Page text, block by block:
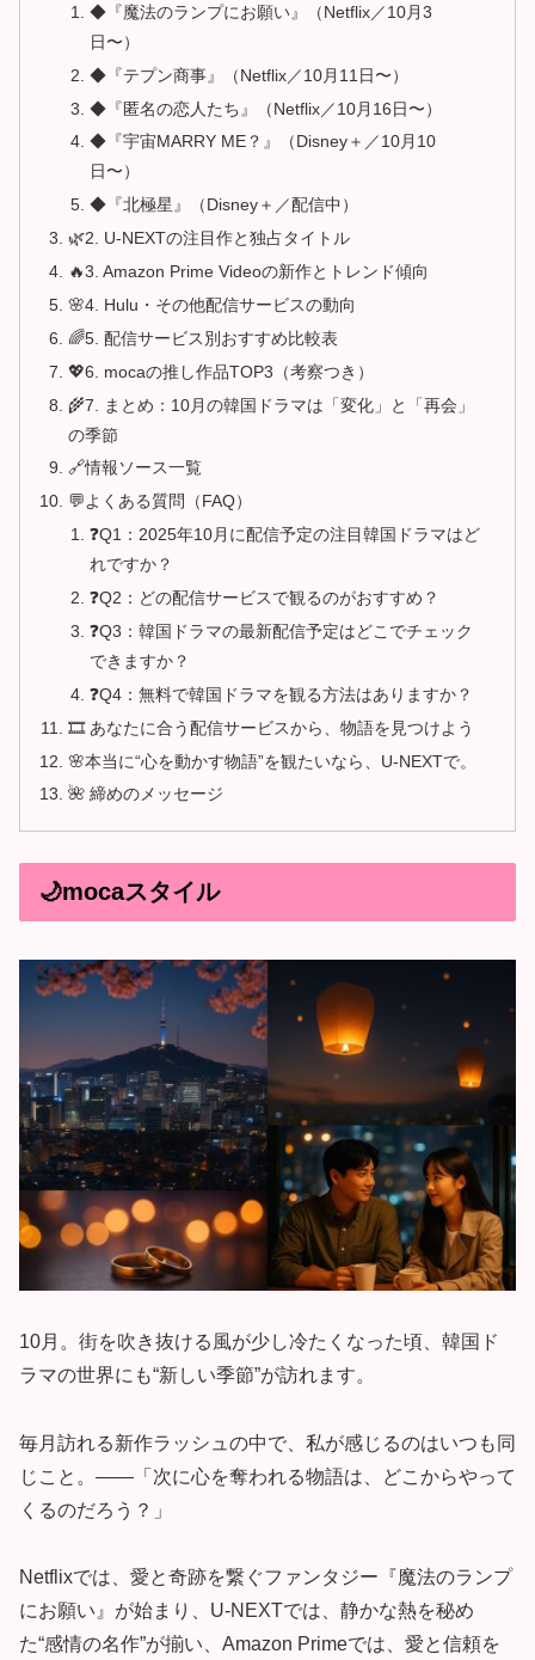
◆『魔法のランプにお願い』（Netflix／10月3
日〜）
◆『テプン商事』（Netflix／10月11日〜）
◆『匿名の恋人たち』（Netflix／10月16日〜）
◆『宇宙MARRY ME？』（Disney＋／10月10
日〜）
◆『北極星』（Disney＋／配信中）
🌿2. U-NEXTの注目作と独占タイトル
🔥3. Amazon Prime Videoの新作とトレンド傾向
🌸4. Hulu・その他配信サービスの動向
🌈5. 配信サービス別おすすめ比較表
💖6. mocaの推し作品TOP3（考察つき）
🌾7. まとめ：10月の韓国ドラマは「変化」と「再会」
の季節
🔗情報ソース一覧
💬よくある質問（FAQ）
❓Q1：2025年10月に配信予定の注目韓国ドラマはど
れですか？
❓Q2：どの配信サービスで観るのがおすすめ？
❓Q3：韓国ドラマの最新配信予定はどこでチェック
できますか？
❓Q4：無料で韓国ドラマを観る方法はありますか？
🎞️ あなたに合う配信サービスから、物語を見つけよう
🌸本当に“心を動かす物語”を観たいなら、U-NEXTで。
🌺 締めのメッセージ
🌙mocaスタイル
10月。街を吹き抜ける風が少し冷たくなった頃、韓国ド
ラマの世界にも“新しい季節”が訪れます。
毎月訪れる新作ラッシュの中で、私が感じるのはいつも同
じこと。——「次に心を奪われる物語は、どこからやって
くるのだろう？」
Netflixでは、愛と奇跡を繋ぐファンタジー『魔法のランプ
にお願い』が始まり、U-NEXTでは、静かな熱を秘め
た“感情の名作”が揃い、Amazon Primeでは、愛と信頼を